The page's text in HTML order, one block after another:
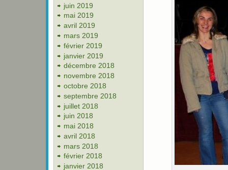
juin 2019
mai 2019
avril 2019
mars 2019
février 2019
janvier 2019
décembre 2018
novembre 2018
octobre 2018
septembre 2018
juillet 2018
juin 2018
mai 2018
avril 2018
mars 2018
février 2018
janvier 2018